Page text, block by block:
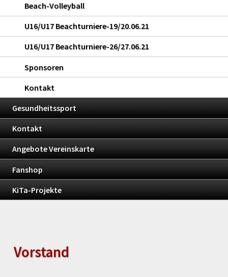
Beach-Volleyball
U16/U17 Beachturniere-19/20.06.21
U16/U17 Beachturniere-26/27.06.21
Sponsoren
Kontakt
Gesundheitssport
Kontakt
Angebote Vereinskarte
Fanshop
KiTa-Projekte
Vorstand